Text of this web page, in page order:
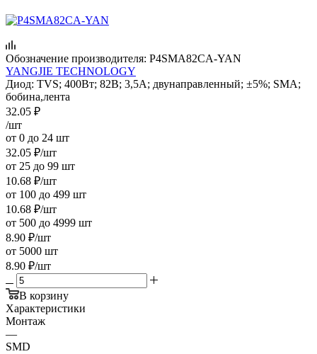
Обозначение производителя: P4SMA82CA-YAN
YANGJIE TECHNOLOGY
Диод: TVS; 400Вт; 82В; 3,5А; двунаправленный; ±5%; SMA;
бобина,лента
32.05 ₽
/шт
от 0 до 24 шт
32.05 ₽/шт
от 25 до 99 шт
10.68 ₽/шт
от 100 до 499 шт
10.68 ₽/шт
от 500 до 4999 шт
8.90 ₽/шт
от 5000 шт
8.90 ₽/шт
В корзину
Характеристики
Монтаж
—
SMD